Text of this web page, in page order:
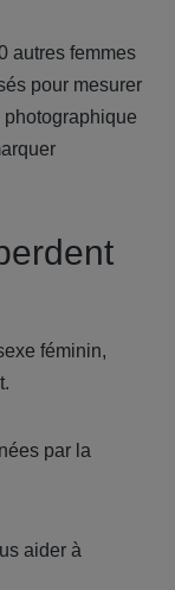
autres femmes
pour mesurer
féminin,
par la
aider à